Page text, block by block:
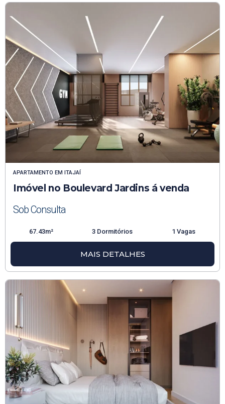
APARTAMENTO EM ITAJAÍ
Imóvel no Boulevard Jardins á venda
Sob Consulta
67.43m² 3 Dormitórios 1 Vagas
MAIS DETALHES